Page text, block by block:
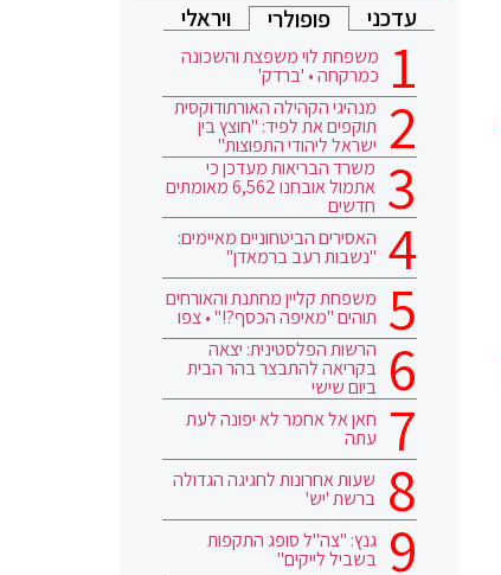
עדכני פופולרי ויראלי
משפחת לוי משפצת והשכונה
כמרקחה • 'ברדק'
מנהיגי הקהילה האורתודוקסית
תוקפים את לפיד: "חוצץ בין
ישראל ליהודי התפוצות"
משרד הבריאות מעדכן כי
אתמול אובחנו 6,562 מאומתים
חדשים
האסירים הביטחוניים מאיימים:
"נשבות רעב ברמאדן"
משפחת קליין מחתנת והאורחים
תוהים "מאיפה הכסף?!" • צפו
הרשות הפלסטינית: יצאה
בקריאה להתבצר בהר הבית
ביום שישי
חאן אל אחמר לא יפונה לעת
עתה
שעות אחרונות לחגיגה הגדולה
ברשת 'יש'
גנץ: "צה"ל סופג התקפות
בשביל לייקים"